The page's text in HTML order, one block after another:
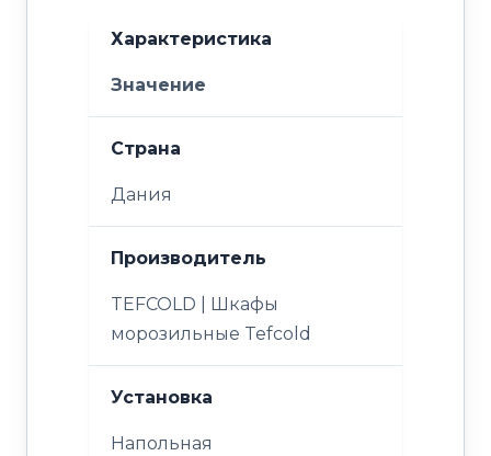
Характеристика
Значение
Страна
Дания
Производитель
TEFCOLD | Шкафы
морозильные Tefcold
Установка
Напольная